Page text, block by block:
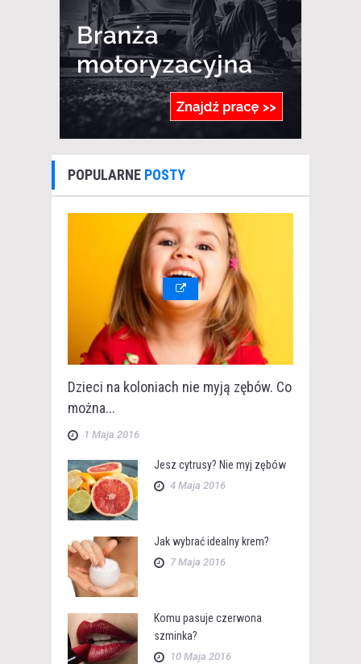
POPULARNE POSTY
Dzieci na koloniach nie myją zębów. Co
można...
1 Maja 2016
Jesz cytrusy? Nie myj zębów
4 Maja 2016
Jak wybrać idealny krem?
7 Maja 2016
Komu pasuje czerwona
szminka?
10 Maja 2016